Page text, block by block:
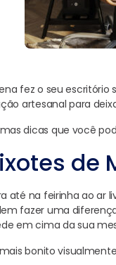
fez o seu
artesanal para
dicas que você
de
até na feirinha ao ar
fazer uma
em cima da sua
bonito